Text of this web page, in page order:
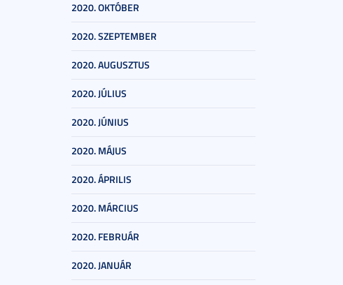
2020. OKTÓBER
2020. SZEPTEMBER
2020. AUGUSZTUS
2020. JÚLIUS
2020. JÚNIUS
2020. MÁJUS
2020. ÁPRILIS
2020. MÁRCIUS
2020. FEBRUÁR
2020. JANUÁR